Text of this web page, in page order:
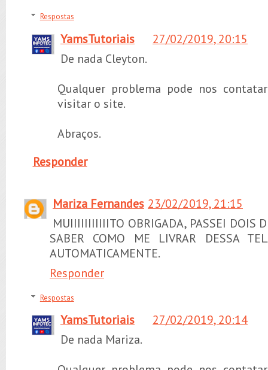
Respostas
YamsTutoriais
27/02/2019, 20:15
De nada Cleyton.
Qualquer problema pode nos
visitar o site.
Abraços.
Responder
Mariza Fernandes 23/02/2019, 21:15
MUIIIIIIIIIIITO OBRIGADA, PASSEI DOIS
SABER COMO ME LIVRAR DESSA
AUTOMATICAMENTE.
Responder
Respostas
YamsTutoriais
27/02/2019, 20:14
De nada Mariza.